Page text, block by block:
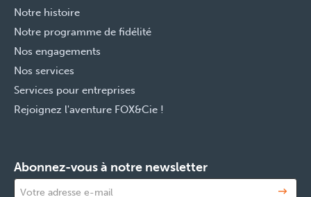
Notre histoire
Notre programme de fidélité
Nos engagements
Nos services
Services pour entreprises
Rejoignez l'aventure FOX&Cie !
Abonnez-vous à notre newsletter